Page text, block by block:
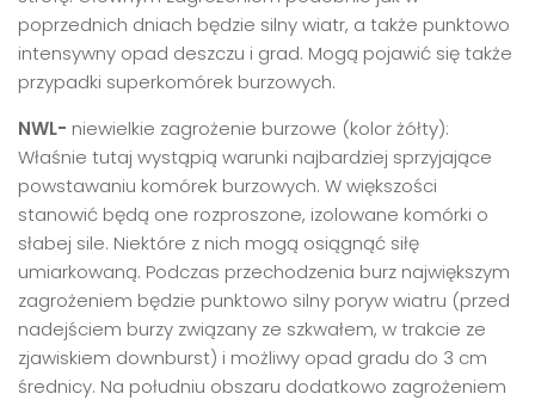
poprzednich dniach będzie silny wiatr, a także punktowo
intensywny opad deszczu i grad. Mogą pojawić się także
przypadki superkomórek burzowych.
NWL- niewielkie zagrożenie burzowe (kolor żółty):
Właśnie tutaj wystąpią warunki najbardziej sprzyjające
powstawaniu komórek burzowych. W większości
stanowić będą one rozproszone, izolowane komórki o
słabej sile. Niektóre z nich mogą osiągnąć siłę
umiarkowaną. Podczas przechodzenia burz największym
zagrożeniem będzie punktowo silny poryw wiatru (przed
nadejściem burzy związany ze szkwałem, w trakcie ze
zjawiskiem downburst) i możliwy opad gradu do 3 cm
średnicy. Na południu obszaru dodatkowo zagrożeniem